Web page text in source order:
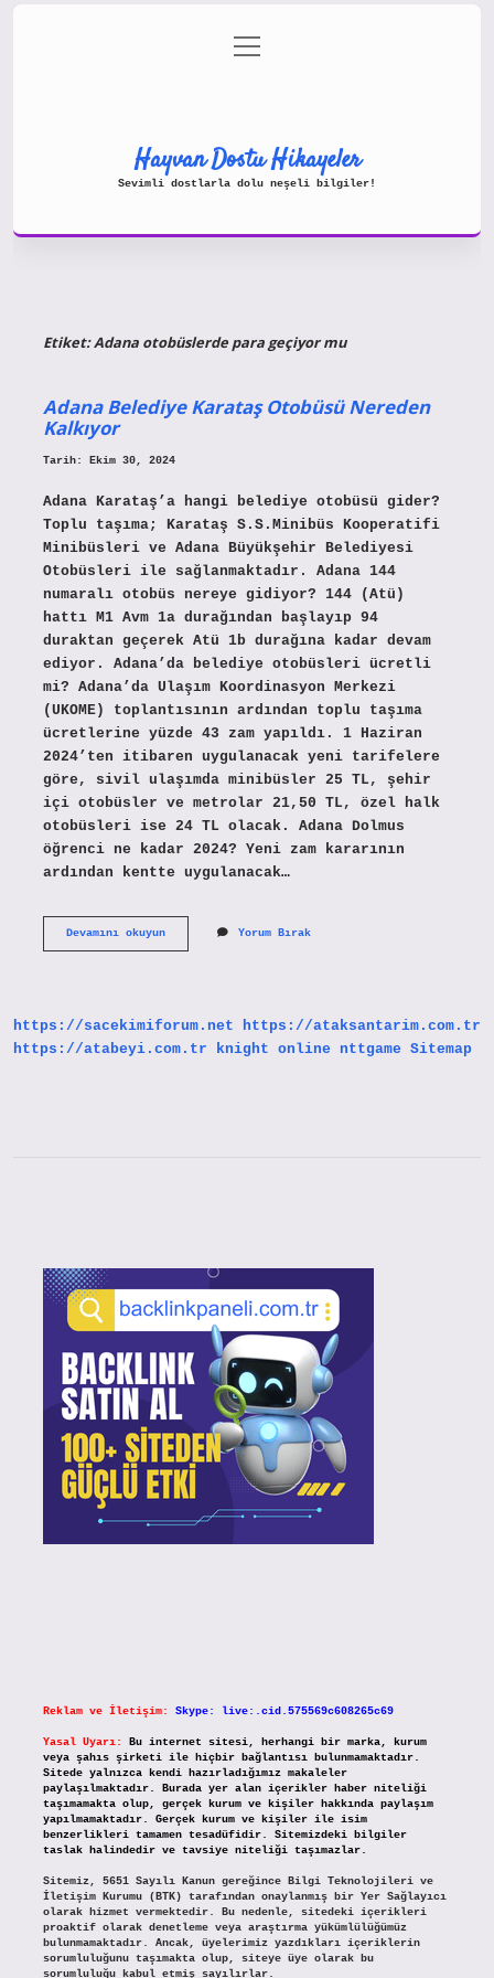
Gizlilik Politikası
menüyü
aç
Hayvan Dostu Hikayeler
Sevimli dostlarla dolu neşeli bilgiler!
Etiket:Adana otobüslerde para geçiyor mu
Adana Belediye Karataş Otobüsü Nereden
Kalkıyor
Tarih: Ekim 30, 2024
Adana Karataş’a hangi belediye otobüsü gider?
Toplu taşıma; Karataş S.S.Minibüs Kooperatifi
Minibüsleri ve Adana Büyükşehir Belediyesi
Otobüsleri ile sağlanmaktadır. Adana 144
numaralı otobüs nereye gidiyor? 144 (Atü)
hattı M1 Avm 1a durağından başlayıp 94
duraktan geçerek Atü 1b durağına kadar devam
ediyor. Adana’da belediye otobüsleri ücretli
mi? Adana’da Ulaşım Koordinasyon Merkezi
(UKOME) toplantısının ardından toplu taşıma
ücretlerine yüzde 43 zam yapıldı. 1 Haziran
2024’ten itibaren uygulanacak yeni tarifelere
göre, sivil ulaşımda minibüsler 25 TL, şehir
içi otobüsler ve metrolar 21,50 TL, özel halk
otobüsleri ise 24 TL olacak. Adana Dolmus
öğrenci ne kadar 2024? Yeni zam kararının
ardından kentte uygulanacak…
Devamını okuyunAdana
Yorum Bırak
https://sacekimiforum.net
https://ataksantarim.com.tr
https://atabeyi.com.tr
knight online nttgame Sitemap
Reklam ve İletişim: Skype: live:.cid.575569c608265c69
Yasal Uyarı:
Bu internet sitesi, herhangi bir marka, kurum
veya şahıs şirketi ile hiçbir bağlantısı bulunmamaktadır.
Sitede yalnızca kendi hazırladığımız makaleler
paylaşılmaktadır. Burada yer alan içerikler haber niteliği
taşımamakta olup, gerçek kurum ve kişiler hakkında paylaşım
yapılmamaktadır. Gerçek kurum ve kişiler ile isim
benzerlikleri tamamen tesadüfidir. Sitemizdeki bilgiler
taslak halindedir ve tavsiye niteliği taşımazlar.
Sitemiz, 5651 Sayılı Kanun gereğince Bilgi Teknolojileri ve
İletişim Kurumu (BTK) tarafından onaylanmış bir Yer Sağlayıcı
olarak hizmet vermektedir. Bu nedenle, sitedeki içerikleri
proaktif olarak denetleme veya araştırma yükümlülüğümüz
bulunmamaktadır. Ancak, üyelerimiz yazdıkları içeriklerin
sorumluluğunu taşımakta olup, siteye üye olarak bu
sorumluluğu kabul etmiş sayılırlar.